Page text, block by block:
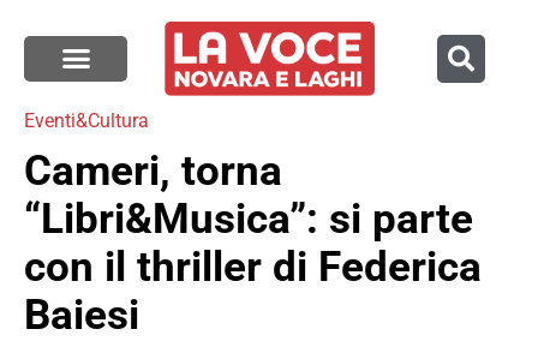
Eventi&Cultura
Cameri, torna
“Libri&Musica”: si parte
con il thriller di Federica
Baiesi